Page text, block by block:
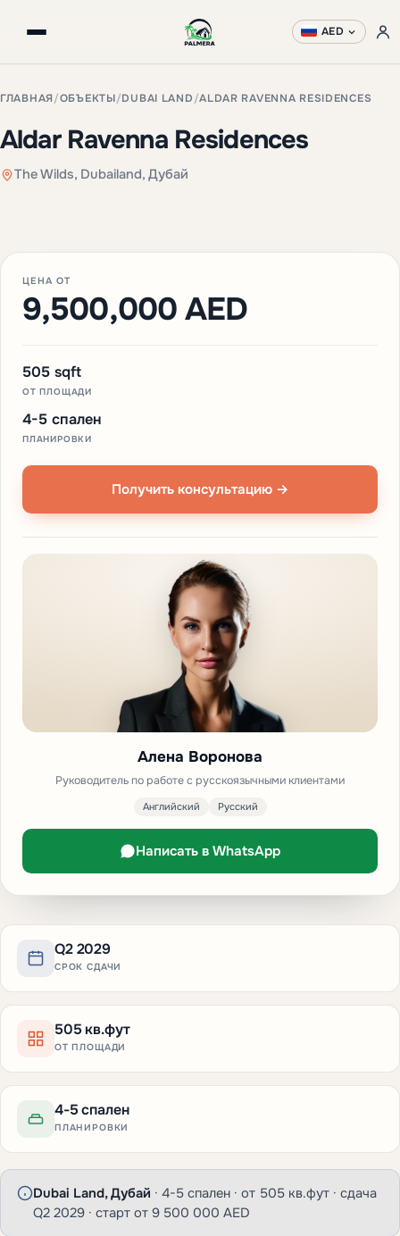
AED
ГЛАВНАЯ/ОБЪЕКТЫ/DUBAI LAND /ALDAR RAVENNA RESIDENCES
Aldar Ravenna Residences
The Wilds, Dubailand, Дубай
Q2 2029
СРОК СДАЧИ
505 кв.фут
ОТ ПЛОЩАДИ
4-5 спален
ПЛАНИРОВКИ
Dubai Land, Дубай · 4-5 спален · от 505 кв.фут · сдача
Q2 2029 · старт от 9 500 000 AED
ЦЕНА ОТ
9,500,000 AED
505 sqft
ОТ ПЛОЩАДИ
4-5 спален
ПЛАНИРОВКИ
Получить консультацию →
Алена Воронова
Руководитель по работе с русскоязычными клиентами
Английский Русский
Написать в WhatsApp